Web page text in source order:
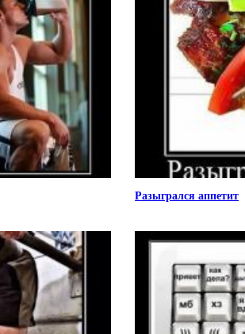
Разыгрался аппетит